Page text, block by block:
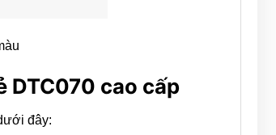
DTC070 cao cấp
đây: